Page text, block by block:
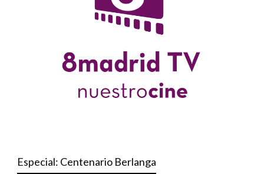
Especial: Centenario Berlanga